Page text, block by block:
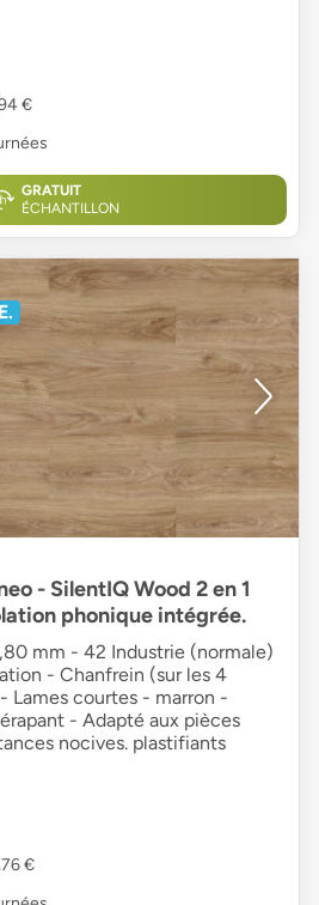
€
GRATUIT
ÉCHANTILLON
- SilentIQ Wood 2 en 1
phonique intégrée.
mm - 42 Industrie (normale)
- Chanfrein (sur les 4
Lames courtes - marron -
- Adapté aux pièces
nocives. plastifiants
€